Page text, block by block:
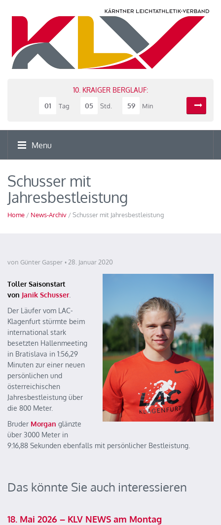
10. KRAIGER BERGLAUF:
01
Tag 05 Std. 59 Min
Menu
Schusser mit
Jahresbestleistung
Home / News-Archiv / Schusser mit Jahresbestleistung
von Günter Gasper 28. Januar 2020
Toller Saisonstart
von Janik Schusser.
Der Läufer vom LAC-
Klagenfurt stürmte beim
international stark
besetzten Hallenmeeting
in Bratislava in 1:56,29
Minuten zur einer neuen
persönlichen und
österreichischen
Jahresbestleistung über
die 800 Meter.
Bruder Morgan glänzte
über 3000 Meter in
9:16,88 Sekunden ebenfalls mit persönlicher Bestleistung.
Das könnte Sie auch interessieren
18. Mai 2026 – KLV NEWS am Montag